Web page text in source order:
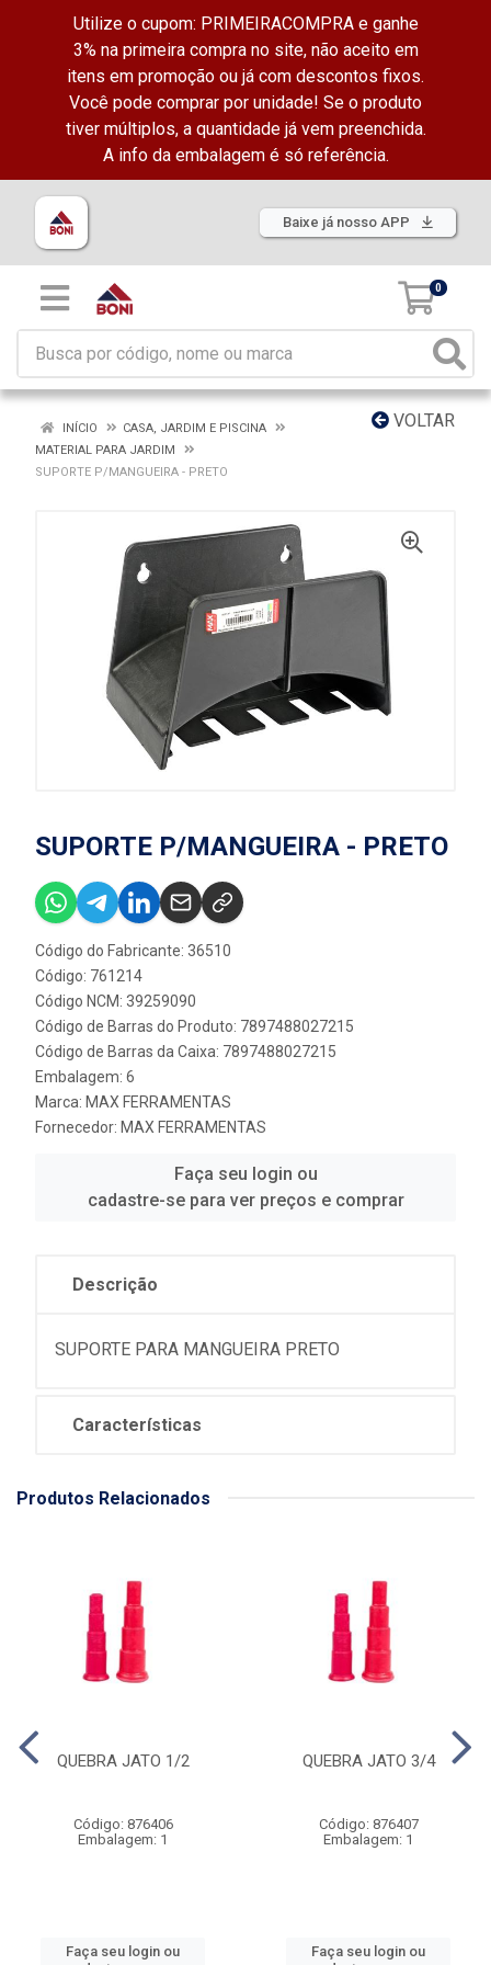
Utilize o cupom: PRIMEIRACOMPRA e ganhe
3% na primeira compra no site, não aceito em
itens em promoção ou já com descontos fixos.
Você pode comprar por unidade! Se o produto
tiver múltiplos, a quantidade já vem preenchida.
A info da embalagem é só referência.
Baixe já nosso APP
0
VOLTAR
INÍCIO
CASA, JARDIM E PISCINA
MATERIAL PARA JARDIM
SUPORTE P/MANGUEIRA - PRETO
SUPORTE P/MANGUEIRA - PRETO
Código do Fabricante: 36510
Código: 761214
Código NCM: 39259090
Código de Barras do Produto: 7897488027215
Código de Barras da Caixa: 7897488027215
Embalagem: 6
Marca: MAX FERRAMENTAS
Fornecedor: MAX FERRAMENTAS
Faça seu login ou
cadastre-se para ver preços e comprar
Descrição
SUPORTE PARA MANGUEIRA PRETO
Características
Produtos Relacionados
QUEBRA JATO 1/2
Código: 876406
Embalagem: 1
Faça seu login ou
QUEBRA JATO 3/4
Código: 876407
Embalagem: 1
Faça seu login ou